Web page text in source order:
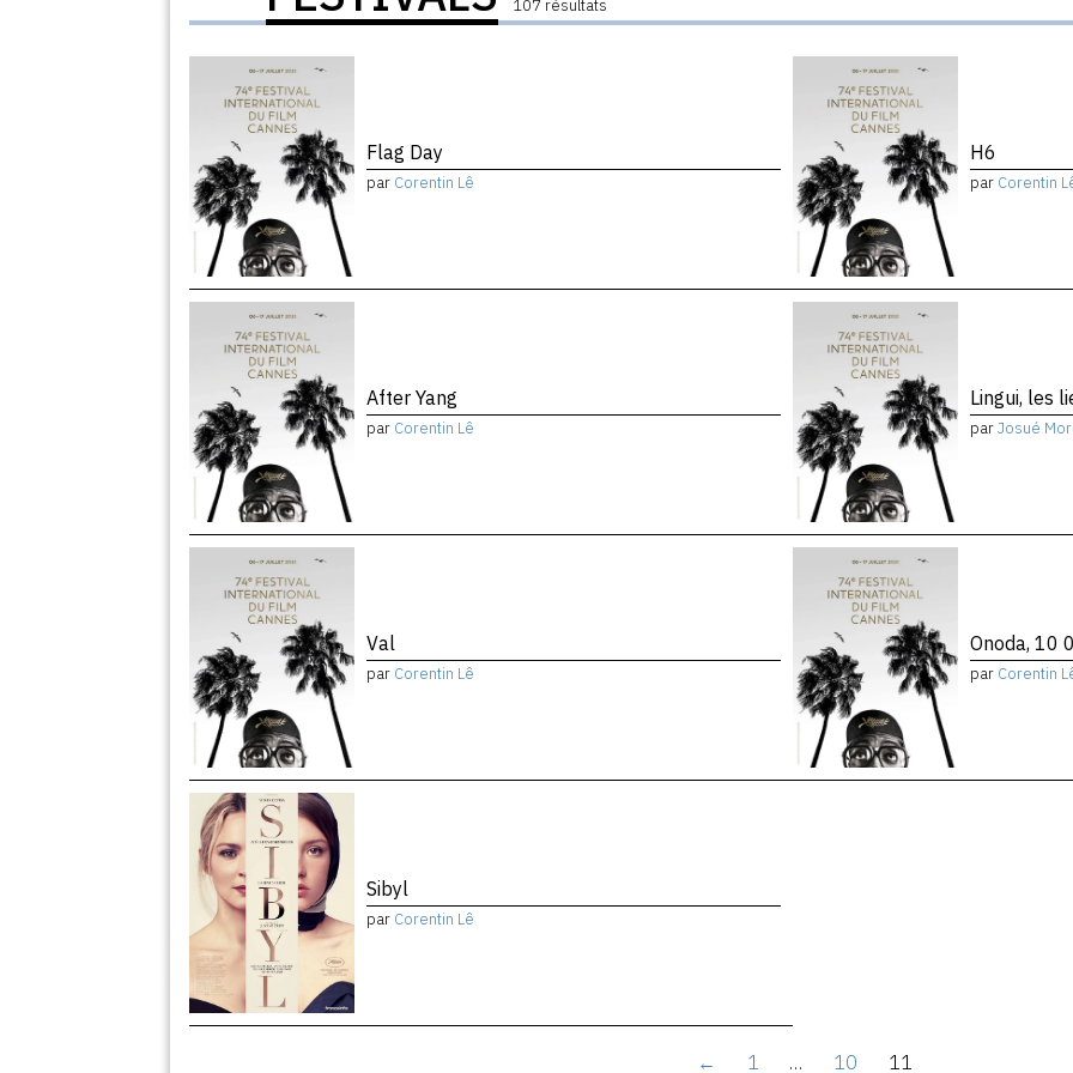
107 résultats
Flag Day
par Corentin Lê
H6
par Corentin
After Yang
par Corentin Lê
Lingui, les
parJosué
Val
par Corentin Lê
Onoda, 10
par Corentin
Sibyl
par Corentin Lê
← 1 … 10 11